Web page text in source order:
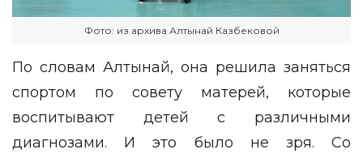
Фото: из архива Алтынай Казбековой
По словам Алтынай, она решила заняться
спортом по совету матерей, которые
воспитывают детей с различными
диагнозами. И это было не зря. Со